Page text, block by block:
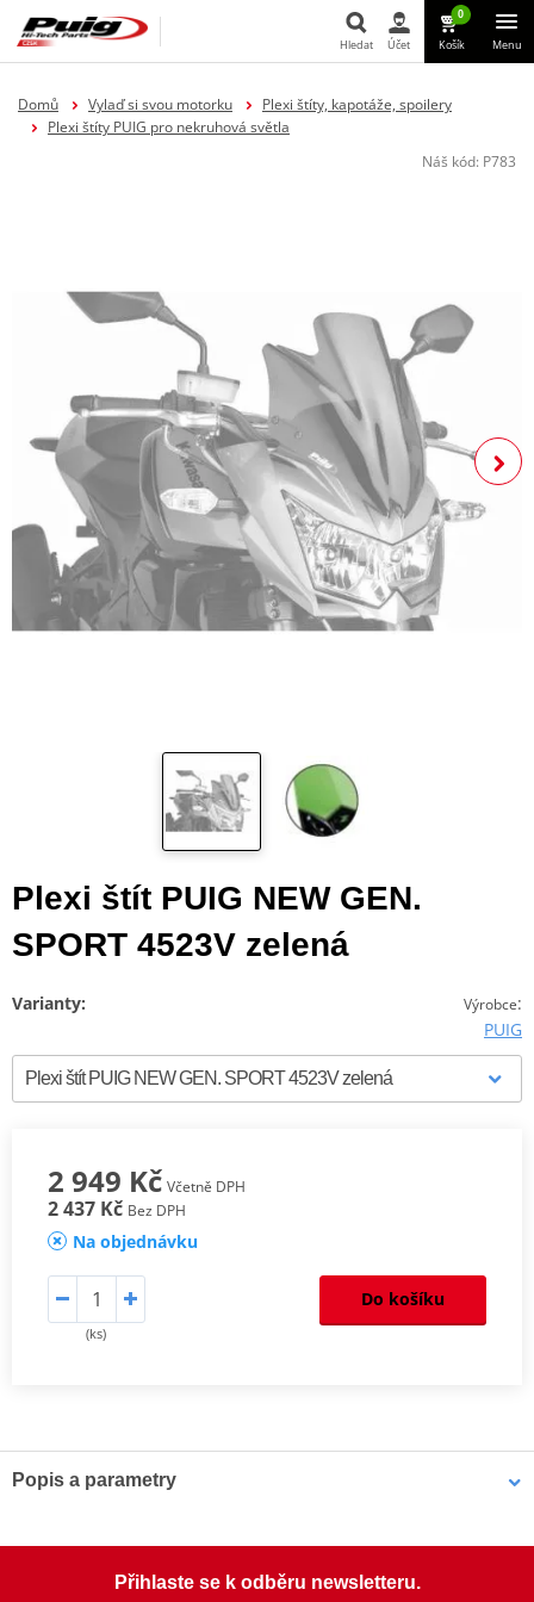
Hledat
Hledat Účet
0
Košík Menu
Domů Vylaď si svou motorku
Plexi štíty, kapotáže, spoilery
Plexi štíty PUIG pro nekruhová světla
Náš kód: P783
Plexi štít PUIG NEW GEN.
SPORT 4523V zelená
Výrobce:
PUIG
Varianty:
2 949 Kč Včetně DPH
2 437 Kč Bez DPH
Na objednávku
(ks)
Do košíku
Popis a parametry
PDF Aerodynamic test
Mounting tipsPřihlaste se k odběru newsletteru.